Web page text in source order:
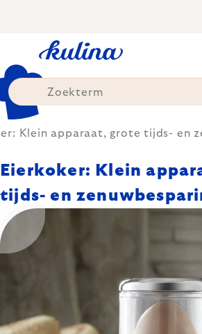
Klein apparaat, grote tijds- en
Eierkoker: Klein
tijds- en